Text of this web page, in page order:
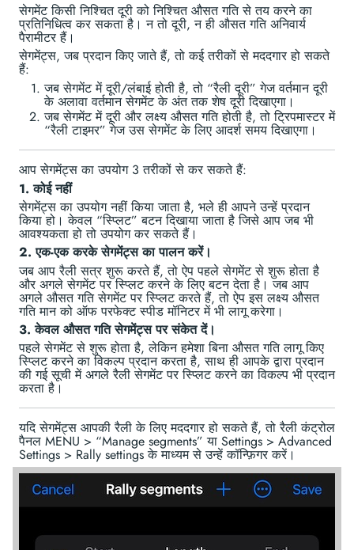
सेगमेंट किसी निश्चित दूरी को निश्चित औसत गति से तय करने का
प्रतिनिधित्व कर सकता है। न तो दूरी, न ही औसत गति अनिवार्य
पैरामीटर हैं।
सेगमेंट्स, जब प्रदान किए जाते हैं, तो कई तरीकों से मददगार हो सकते
हैं:
जब सेगमेंट में दूरी/लंबाई होती है, तो “रैली दूरी” गेज वर्तमान दूरी
के अलावा वर्तमान सेगमेंट के अंत तक शेष दूरी दिखाएगा।
जब सेगमेंट में दूरी और लक्ष्य औसत गति होती है, तो ट्रिपमास्टर में
“रैली टाइमर” गेज उस सेगमेंट के लिए आदर्श समय दिखाएगा।
आप सेगमेंट्स का उपयोग 3 तरीकों से कर सकते हैं:
1. कोई नहीं
सेगमेंट्स का उपयोग नहीं किया जाता है, भले ही आपने उन्हें प्रदान
किया हो। केवल “स्प्लिट” बटन दिखाया जाता है जिसे आप जब भी
आवश्यकता हो तो उपयोग कर सकते हैं।
2. एक-एक करके सेगमेंट्स का पालन करें।
जब आप रैली सत्र शुरू करते हैं, तो ऐप पहले सेगमेंट से शुरू होता है
और अगले सेगमेंट पर स्प्लिट करने के लिए बटन देता है। जब आप
अगले औसत गति सेगमेंट पर स्प्लिट करते हैं, तो ऐप इस लक्ष्य औसत
गति मान को ऑफ परफेक्ट स्पीड मॉनिटर में भी लागू करेगा।
3. केवल औसत गति सेगमेंट्स पर संकेत दें।
पहले सेगमेंट से शुरू होता है, लेकिन हमेशा बिना औसत गति लागू किए
स्प्लिट करने का विकल्प प्रदान करता है, साथ ही आपके द्वारा प्रदान
की गई सूची में अगले रैली सेगमेंट पर स्प्लिट करने का विकल्प भी प्रदान
करता है।
यदि सेगमेंट्स आपकी रैली के लिए मददगार हो सकते हैं, तो रैली कंट्रोल
पैनल MENU > “Manage segments” या Settings > Advanced
Settings > Rally settings के माध्यम से उन्हें कॉन्फ़िगर करें।